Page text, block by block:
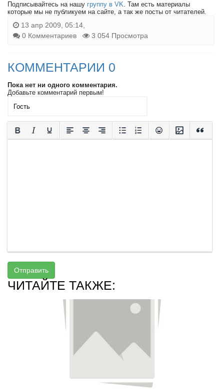
Подписывайтесь на нашу группу в VK. Там есть материалы
которые мы не публикуем на сайте, а так же посты от читателей.
13 апр 2009, 05:14,
0 Комментариев
3 054 Просмотра
КОММЕНТАРИИ 0
Пока нет ни одного комментария.
Добавьте комментарий первым!
Отправить
ЧИТАЙТЕ ТАКЖЕ: